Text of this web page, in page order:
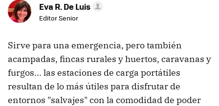
Eva R. De Luis
Editor Senior
Sirve para una emergencia, pero también
acampadas, fincas rurales y huertos, caravanas y
furgos... las estaciones de carga portátiles
resultan de lo más útiles para disfrutar de
entornos "salvajes" con la comodidad de poder